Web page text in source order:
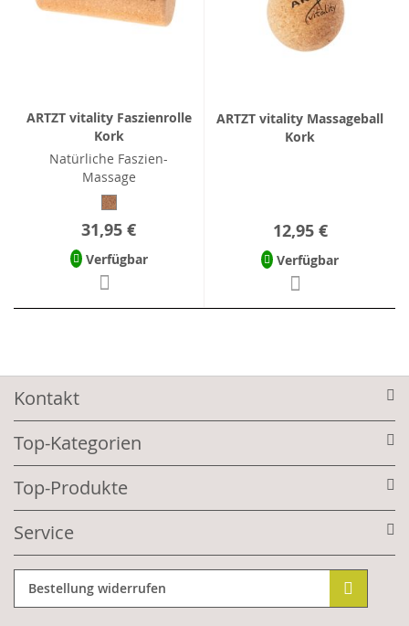
ARTZT vitality Faszienrolle
Kork
Natürliche Faszien-
Massage
31,95 €
Verfügbar
ARTZT vitality Massageball
Kork
12,95 €
Verfügbar
Kontakt
Top-Kategorien
Top-Produkte
Service
Bestellung widerrufen